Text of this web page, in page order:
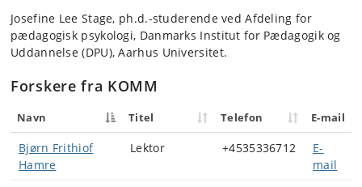
Josefine Lee Stage, ph.d.-studerende ved Afdeling for
pædagogisk psykologi, Danmarks Institut for Pædagogik og
Uddannelse (DPU), Aarhus Universitet.
Forskere fra KOMM
Navn Titel Telefon E-mail
Bjørn Frithiof
Hamre
Lektor +4535336712
E-
mail